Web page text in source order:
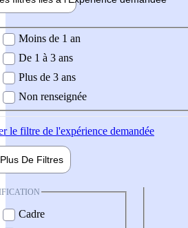
demandée
Moins de 1 an
De 1 à 3 ans
Plus de 3 ans
Non renseignée
le filtre de l'expérience demandée
Plus De Filtres
Cadre